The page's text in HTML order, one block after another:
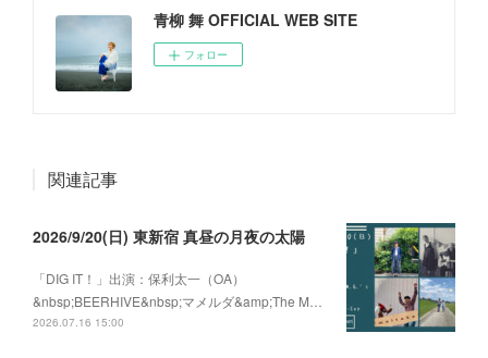
青柳 舞 OFFICIAL WEB SITE
フォロー
関連記事
2026/9/20(日) 東新宿 真昼の月夜の太陽
「DIG IT！」出演：保利太一（OA）
&nbsp;BEERHIVE&nbsp;マメルダ&amp;The M…
2026.07.16 15:00